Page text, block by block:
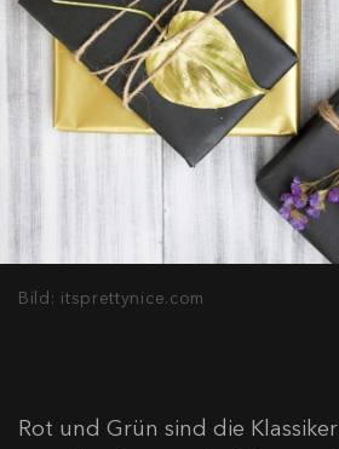
Bild: itsprettynice.com
Rot und Grün sind die